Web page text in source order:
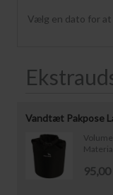
Vælg en dato for
Vandtæt Pakpose